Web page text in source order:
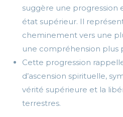
suggère une progression
état supérieur. Il
cheminement vers une
une compréhension plus
Cette progression
d’ascension spirituelle,
vérité supérieure et la
terrestres.